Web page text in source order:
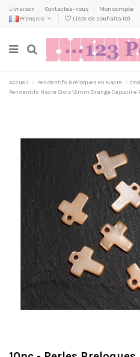
Livraison Contactez-nous
Mon compte
Français
Liste de souhaits (0)
Accueil Pendentifs Breloques en Nacre
Pendentifs Nacre Croix 12mm Orange Capucine